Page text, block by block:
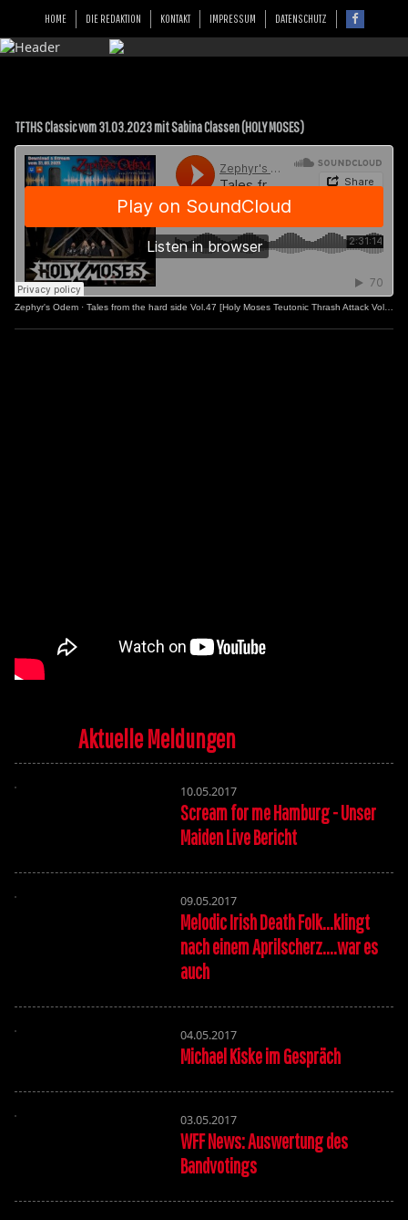
HOME DIE REDAKTION KONTAKT IMPRESSUM DATENSCHUTZ
TFTHS Classic vom 31.03.2023 mit Sabina Classen (HOLY MOSES)
Zephyr's Odem · Tales from the hard side Vol.47 [Holy Moses Teutonic Thrash Attack Vol.2]
Aktuelle Meldungen
10.05.2017
Scream for me Hamburg - Unser
Maiden Live Bericht
09.05.2017
Melodic Irish Death Folk...klingt
nach einem Aprilscherz....war es
auch
04.05.2017
Michael Kiske im Gespräch
03.05.2017
WFF News: Auswertung des
Bandvotings